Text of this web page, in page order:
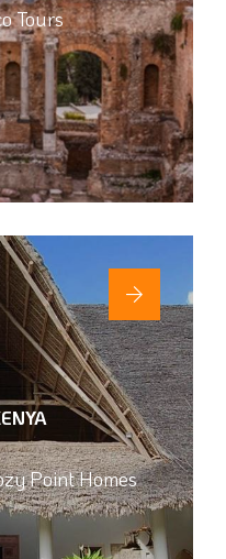
Tours
Point Homes